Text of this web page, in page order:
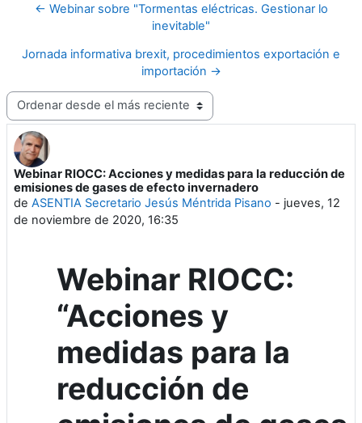
← Webinar sobre "Tormentas eléctricas. Gestionar lo
inevitable"
Jornada informativa brexit, procedimientos exportación e
importación →
Mostrar modo
Webinar RIOCC: Acciones y medidas para la reducción de
emisiones de gases de efecto invernadero
de ASENTIA Secretario Jesús Méntrida Pisano - jueves, 12
de noviembre de 2020, 16:35
Número de respuestas: 0
Webinar RIOCC:
“Acciones y
medidas para la
reducción de